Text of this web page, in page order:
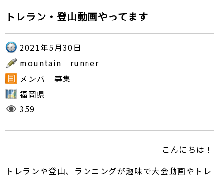
トレラン・登山動画やってます
2021年5月30日
mountain runner
メンバー募集
福岡県
359
こんにちは！
トレランや登山、ランニングが趣味で大会動画やトレ